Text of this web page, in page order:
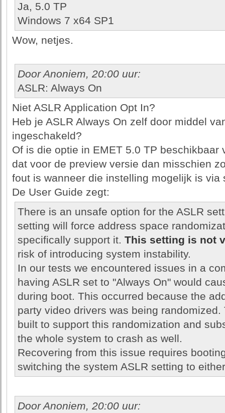
Ja, 5.0 TP
Windows 7 x64 SP1
Wow, netjes.
Door Anoniem, 20:00 uur:
ASLR: Always On
Niet ASLR Application Opt In?
Heb je ASLR Always On zelf door middel
ingeschakeld?
Of is die optie in EMET 5.0 TP beschikbaar
dat voor de preview versie dan misschien
fout is wanneer die instelling mogelijk is via
De User Guide zegt:
There is an unsafe option for the ASLR
setting will force address space
specifically support it. This setting is not
risk of introducing system instability.
In our tests we encountered issues in a
having ASLR set to "Always On" would
during boot. This occurred because the
party video drivers was being
built to support this randomization and
the whole system to crash as well.
Recovering from this issue requires
switching the system ASLR setting to
Door Anoniem, 20:00 uur: